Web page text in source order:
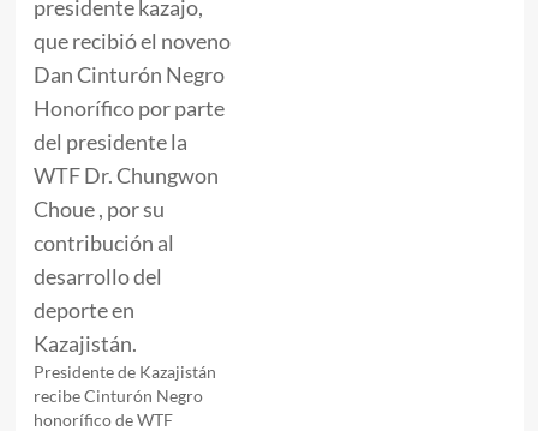
Presidente de Kazajistán
recibe Cinturón Negro
honorífico de WTF